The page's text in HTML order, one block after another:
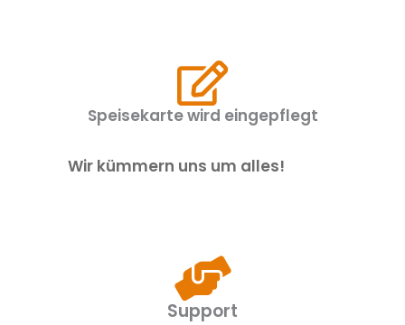
Speisekarte wird eingepflegt
Wir kümmern uns um alles!
Support